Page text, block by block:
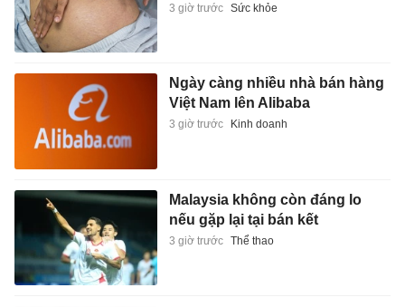
3 giờ trước Sức khỏe
Ngày càng nhiều nhà bán hàng
Việt Nam lên Alibaba
3 giờ trước Kinh doanh
Malaysia không còn đáng lo
nếu gặp lại tại bán kết
3 giờ trước Thể thao